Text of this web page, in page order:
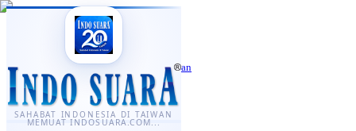
SAHABAT INDONESIA DI TAIWAN
MEMUAT INDOSUARA.COM...
·...
⌘K
Sahabat Indonesia di Taiwan
Berita
Layanan
Komunitas